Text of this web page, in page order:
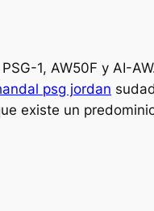
1, AW50F y AI-
psg jordan
existe un